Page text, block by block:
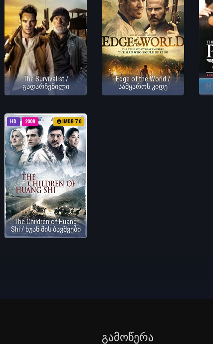
The Survivalist /
გადარჩენილი
Edge of the World /
სამყაროს კიდე
HD 2008 IMDB 7.0
The Children of Huang
Shi / ხუან შის ბავშვები
Გამოწერა